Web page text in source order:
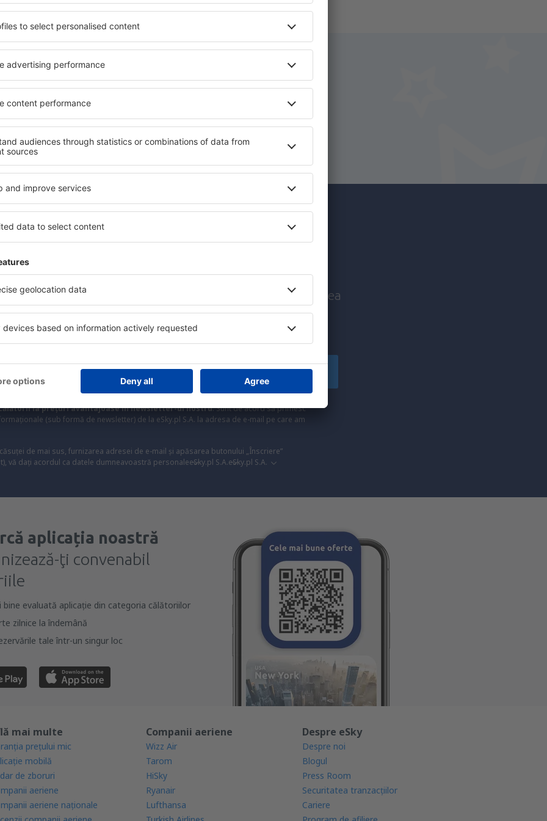
Economiseşte timp și bani.
Rezervă un pachet Zbor + Hotel
pe eSky.ro!
Explorează
la newsletter călătoresc mai
city break-uri, vacanțe – profită de ofertele unice înaintea
tuturor.
Trimitem doar ce e mai bun, pe cuvânt de turişti!
Înscriere
la prețuri avantajoase în newsletter-ul nostru. Sunt de acord să primesc
(sub formă de newsletter) de la eSky.pl S.A. la adresa de e-mail pe care am
de mai sus, furnizarea adresei de e-mail și apăsarea butonului „Înscriere”
vă dați acordul ca datele dumneavoastră personaleeSky.pl S.A.eSky.pl S.A.
aplicația noastră
ţi convenabil
bine evaluată aplicație din categoria călătoriilor
zilnice la îndemână
tale într-un singur loc
mai multe
prețului mic
mobilă
de zboruri
aeriene
aeriene naţionale
Companii aeriene
Wizz Air
Tarom
HiSky
Ryanair
Lufthansa
Despre eSky
Despre noi
Blogul
Press Room
Securitatea tranzacţiilor
Cariere